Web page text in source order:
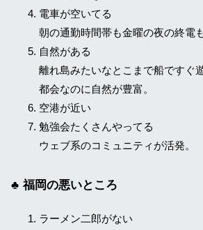
電車が空いてる
朝の通勤時間帯も金曜の夜の終電
自然がある
離れ島みたいなとこまで船ですぐ
都会なのに自然が豊富。
空港が近い
勉強会たくさんやってる
ウェブ系のコミュニティが活発。
福岡の悪いところ
ラーメン二郎がない